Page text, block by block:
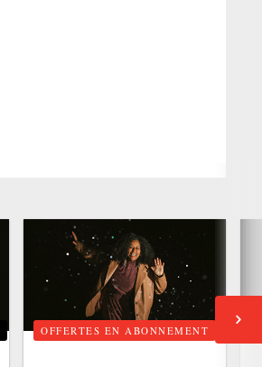
OFFERTES EN ABONNEMENT